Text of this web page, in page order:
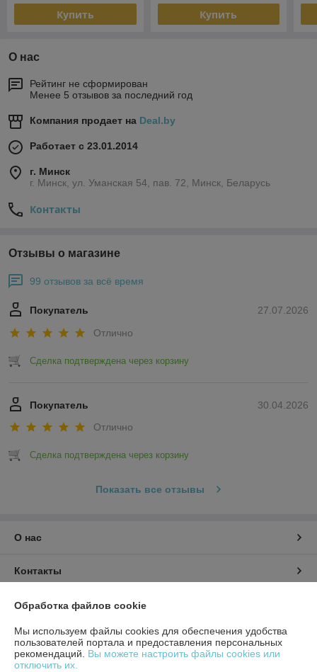
Купить Купить
О нас
Рейтинг не сформирован
Менее 5 отзывов за последний год
Компания продает на Deal.by
Работает с 23.01.2014
г. Минск
г. Минск, ул. Уманская 54, пав. 72, Минск, Беларусь
Контакты
Отзывы о магазине
99 отзывов за всё время
27.07.2026
Покупатель
Отлично
Сделка подтверждена через корзину
30.04.2026
Покупатель
Отлично
Сделка подтверждена через корзину
Показать все отзывы
О нас
Контакты
Доставка и оплата
Полная версия сайта
Обработка файлов cookie
Мы используем файлы cookies для обеспечения удобства
пользователей портала и предоставления персональных
рекомендаций. Вы можете настроить файлы cookies или
отключить их.